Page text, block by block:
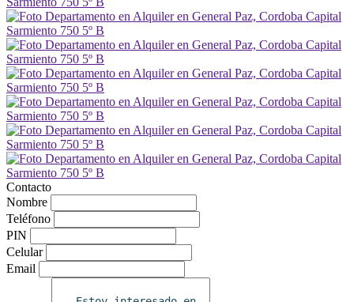
Contacto
Nombre
Teléfono
PIN
Celular
Email